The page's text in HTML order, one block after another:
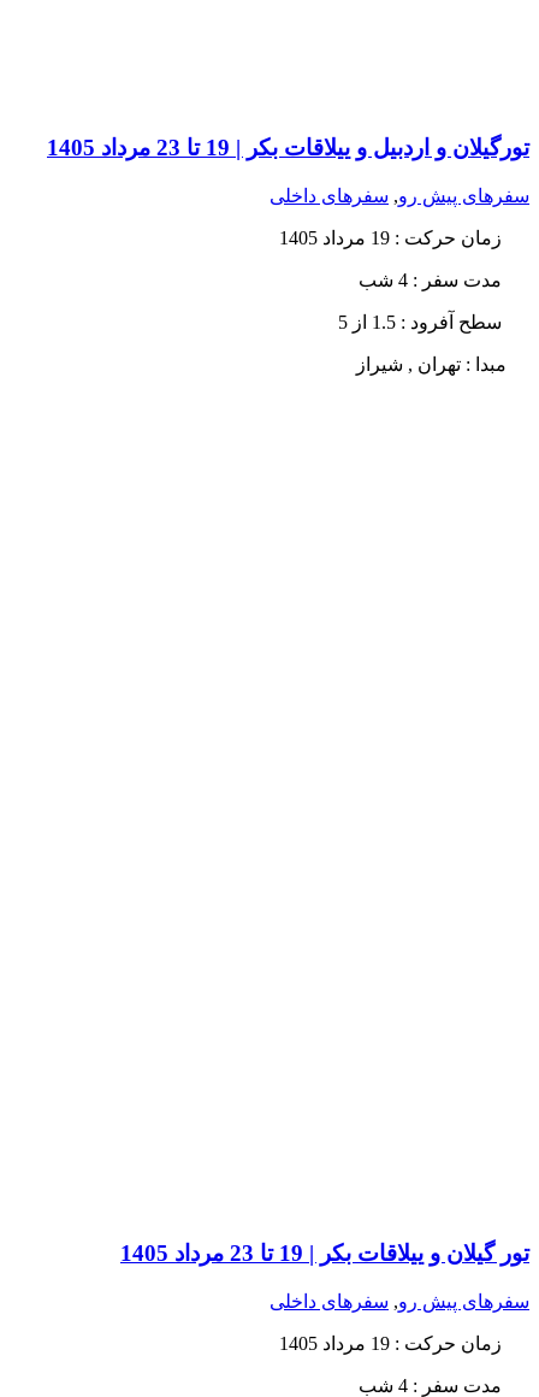
تورگیلان و اردبیل و ییلاقات بکر | 19 تا 23 مرداد 1405
سفرهای پیش رو, سفرهای داخلی
زمان حرکت : 19 مرداد 1405
مدت سفر : 4 شب
سطح آفرود : 1.5 از 5
مبدا : تهران , شیراز
تور گیلان و ییلاقات بکر | 19 تا 23 مرداد 1405
سفرهای پیش رو, سفرهای داخلی
زمان حرکت : 19 مرداد 1405
مدت سفر : 4 شب